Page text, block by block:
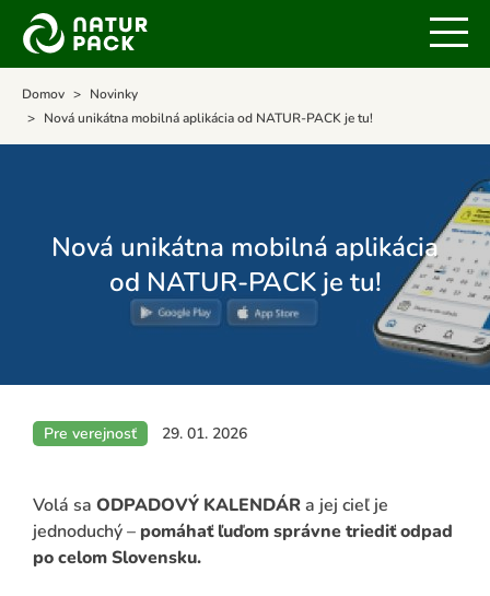
Domov
Novinky
Nová unikátna mobilná aplikácia od NATUR-PACK je tu!
Nová unikátna mobilná aplikácia
od NATUR-PACK je tu!
Pre verejnosť 29. 01. 2026
Volá sa ODPADOVÝ KALENDÁRa jej cieľ je
jednoduchý – pomáhať ľuďom správne triediť odpad
po celom Slovensku.